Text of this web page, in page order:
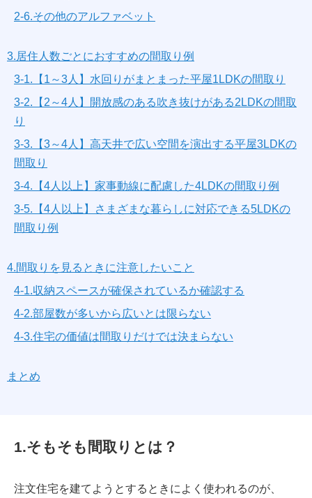
2-6.その他のアルファベット
3.居住人数ごとにおすすめの間取り例
3-1.【1～3人】水回りがまとまった平屋1LDKの間取り
3-2.【2～4人】開放感のある吹き抜けがある2LDKの間取
り
3-3.【3～4人】高天井で広い空間を演出する平屋3LDKの
間取り
3-4.【4人以上】家事動線に配慮した4LDKの間取り例
3-5.【4人以上】さまざまな暮らしに対応できる5LDKの
間取り例
4.間取りを見るときに注意したいこと
4-1.収納スペースが確保されているか確認する
4-2.部屋数が多いから広いとは限らない
4-3.住宅の価値は間取りだけでは決まらない
まとめ
1.そもそも間取りとは？
注文住宅を建てようとするときによく使われるのが、